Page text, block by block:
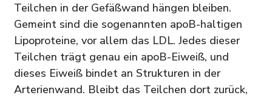
Teilchen in der Gefäßwand hängen bleiben.
Gemeint sind die sogenannten apoB-haltigen
Lipoproteine, vor allem das LDL. Jedes dieser
Teilchen trägt genau ein apoB-Eiweiß, und
dieses Eiweiß bindet an Strukturen in der
Arterienwand. Bleibt das Teilchen dort zurück,